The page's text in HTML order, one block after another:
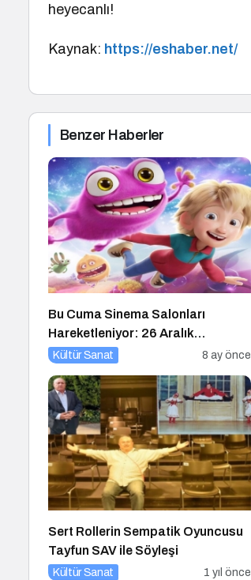
heyecanlı!
Kaynak: https://eshaber.net/
Benzer Haberler
Bu Cuma Sinema Salonları
Hareketleniyor: 26 Aralık
Vizyondaki Filmler Açıklandı
Kültür Sanat 8 ay önce
Sert Rollerin Sempatik Oyuncusu
Tayfun SAV ile Söyleşi
Kültür Sanat 1 yıl önce